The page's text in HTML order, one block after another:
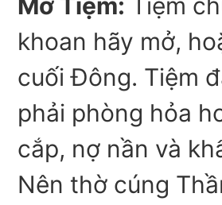
Mở Tiệm: Tiệm
khoan hãy mở,
cuối Đông. Tiệm
phải phòng hỏa
cắp, nợ nần và
Nên thờ cúng